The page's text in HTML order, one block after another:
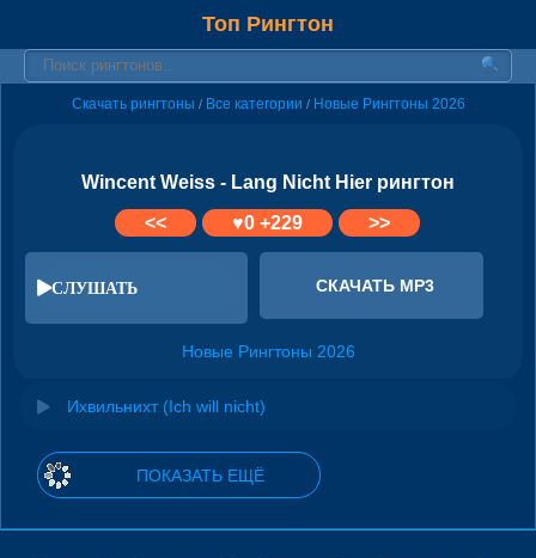
Топ Рингтон
Скачать рингтоны / Все категории / Новые Рингтоны 2026
Wincent Weiss - Lang Nicht Hier рингтон
<<
♥0+229 >>
СЛУШАТЬ СКАЧАТЬ MP3
Новые Рингтоны 2026
Ихвильнихт (Ich will nicht)
ПОКАЗАТЬ ЕЩЁ